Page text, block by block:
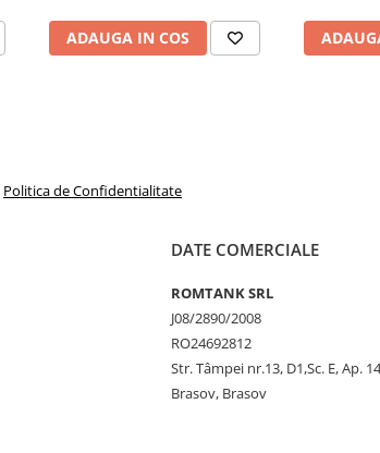
ADAUGA IN COS
Politica de Confidentialitate
DATE COMERCIALE
ROMTANK SRL
J08/2890/2008
RO24692812
Str. Tâmpei nr.13, D1,Sc. E, Ap. 14
Brasov, Brasov